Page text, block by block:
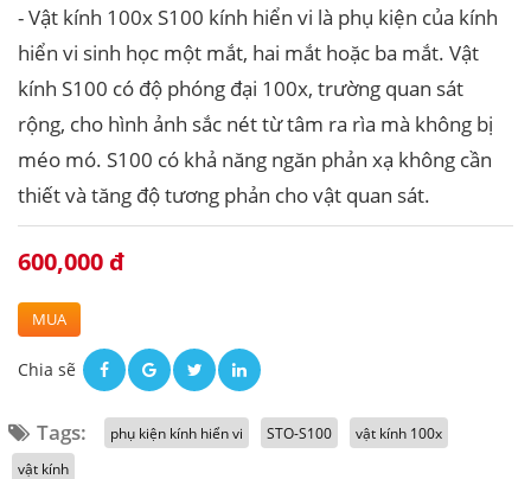
- Vật kính 100x S100 kính hiển vi là phụ kiện của kính
hiển vi sinh học một mắt, hai mắt hoặc ba mắt. Vật
kính S100 có độ phóng đại 100x, trường quan sát
rộng, cho hình ảnh sắc nét từ tâm ra rìa mà không bị
méo mó. S100 có khả năng ngăn phản xạ không cần
thiết và tăng độ tương phản cho vật quan sát.
600,000 đ
MUA
Chia sẽ
Tags: phụ kiện kính hiển vi STO-S100
vật kính 100x
vật kính